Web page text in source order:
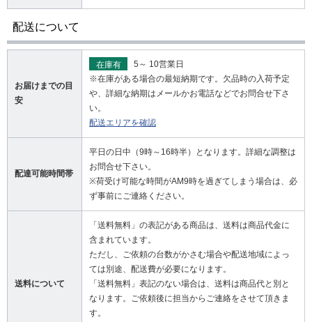
配送について
お届けまでの目
安
在庫有
5～ 10営業日
※在庫がある場合の最短納期です。欠品時の入荷予定
や、詳細な納期はメールかお電話などでお問合せ下さ
い。
配送エリアを確認
配達可能時間帯
平日の日中（9時～16時半）となります。詳細な調整は
お問合せ下さい。
※荷受け可能な時間がAM9時を過ぎてしまう場合は、必
ず事前にご連絡ください。
送料について
「送料無料」の表記がある商品は、送料は商品代金に
含まれています。
ただし、ご依頼の台数がかさむ場合や配送地域によっ
ては別途、配送費が必要になります。
「送料無料」表記のない場合は、送料は商品代と別と
なります。ご依頼後に担当からご連絡をさせて頂きま
す。